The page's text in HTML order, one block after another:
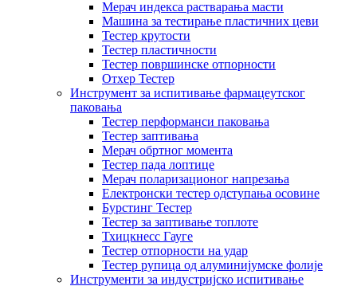
Мерач индекса растварања масти
Машина за тестирање пластичних цеви
Тестер крутости
Тестер пластичности
Тестер површинске отпорности
Отхер Тестер
Инструмент за испитивање фармацеутског
паковања
Тестер перформанси паковања
Тестер заптивања
Мерач обртног момента
Тестер пада лоптице
Мерач поларизационог напрезања
Електронски тестер одступања осовине
Бурстинг Тестер
Тестер за заптивање топлоте
Тхицкнесс Гауге
Тестер отпорности на удар
Тестер рупица од алуминијумске фолије
Инструменти за индустријско испитивање